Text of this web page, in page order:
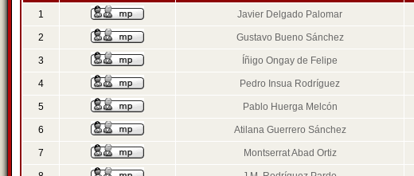
1 Javier Delgado Palomar
2 Gustavo Bueno Sánchez
3 Íñigo Ongay de Felipe
4 Pedro Insua Rodríguez
5 Pablo Huerga Melcón
6 Atilana Guerrero Sánchez
7 Montserrat Abad Ortiz